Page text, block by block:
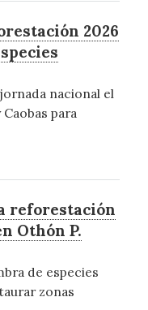
2026
nacional el
para
reforestación
Othón P.
de especies
zonas